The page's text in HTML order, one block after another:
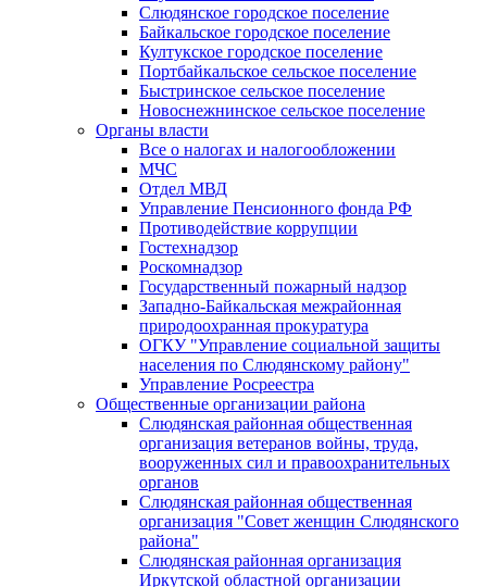
Слюдянское городское поселение
Байкальское городское поселение
Култукское городское поселение
Портбайкальское сельское поселение
Быстринское сельское поселение
Новоснежнинское сельское поселение
Органы власти
Все о налогах и налогообложении
МЧС
Отдел МВД
Управление Пенсионного фонда РФ
Противодействие коррупции
Гостехнадзор
Роскомнадзор
Государственный пожарный надзор
Западно-Байкальская межрайонная
природоохранная прокуратура
ОГКУ "Управление социальной защиты
населения по Слюдянскому району"
Управление Росреестра
Общественные организации района
Слюдянская районная общественная
организация ветеранов войны, труда,
вооруженных сил и правоохранительных
органов
Слюдянская районная общественная
организация "Совет женщин Слюдянского
района"
Слюдянская районная организация
Иркутской областной организации